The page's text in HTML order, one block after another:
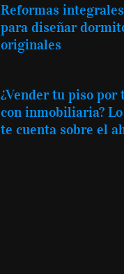
Reformas
para diseñar
originales
¿Vender tu piso por
con inmobiliaria?
te cuenta sobre el